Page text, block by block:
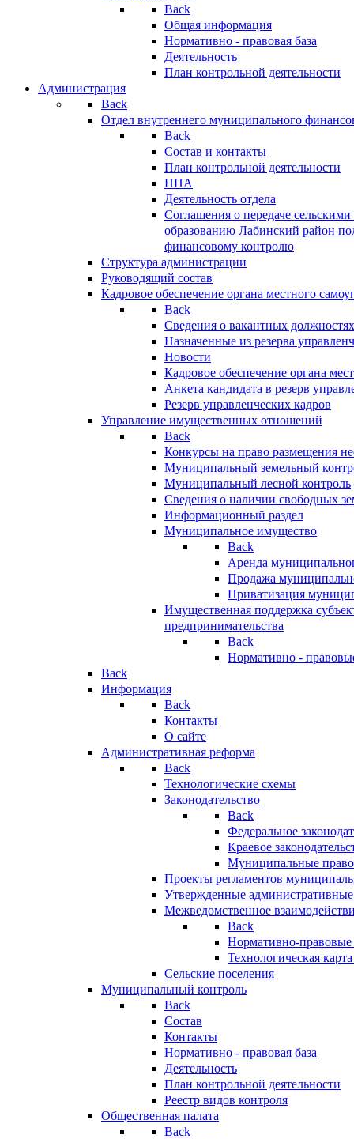
Back
Общая информация
Нормативно - правовая база
Деятельность
План контрольной деятельности
Администрация
Back
Отдел внутреннего муниципального
Back
Состав и контакты
План контрольной деятельности
НПА
Деятельность отдела
Соглашения о передаче
образованию Лабинский район
финансовому контролю
Структура администрации
Руководящий состав
Кадровое обеспечение органа местного
Back
Сведения о вакантных
Назначенные из резерва
Новости
Кадровое обеспечение органа
Анкета кандидата в резерв
Резерв управленческих кадров
Управление имущественных отношений
Back
Конкурсы на право размещения
Муниципальный земельный
Муниципальный лесной контроль
Сведения о наличии свободных
Информационный раздел
Муниципальное имущество
Back
Аренда
Продажа
Приватизация
Имущественная поддержка
предпринимательства
Back
Нормативно -
Back
Информация
Back
Контакты
О сайте
Административная реформа
Back
Технологические схемы
Законодательство
Back
Федеральное
Краевое
Муниципальные
Проекты регламентов
Утвержденные
Межведомственное
Back
Нормативно-правовые
Технологическая
Сельские поселения
Муниципальный контроль
Back
Состав
Контакты
Нормативно - правовая база
Деятельность
План контрольной деятельности
Реестр видов контроля
Общественная палата
Back